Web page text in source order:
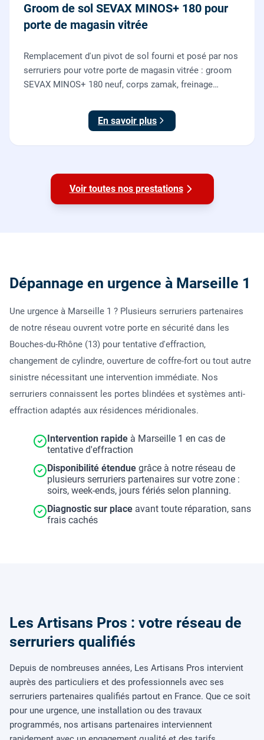
Groom de sol SEVAX MINOS+ 180 pour
porte de magasin vitrée
Remplacement d'un pivot de sol fourni et posé par nos
serruriers pour votre porte de magasin vitrée : groom
SEVAX MINOS+ 180 neuf, corps zamak, freinage
sol, réglage et essais. 995 euros HT (1194 TTC).
En savoir plus
Voir toutes nos prestations
Dépannage en urgence à Marseille 1
Une urgence à Marseille 1 ? Plusieurs serruriers partenaires
de notre réseau ouvrent votre porte en sécurité dans les
Bouches-du-Rhône (13) pour tentative d'effraction,
changement de cylindre, ouverture de coffre-fort ou tout autre
sinistre nécessitant une intervention immédiate. Nos
serruriers connaissent les portes blindées et systèmes anti-
effraction adaptés aux résidences méridionales.
Intervention rapide à Marseille 1 en cas de
tentative d'effraction
Disponibilité étendue grâce à notre réseau de
plusieurs serruriers partenaires sur votre zone :
soirs, week-ends, jours fériés selon planning.
Diagnostic sur place avant toute réparation, sans
frais cachés
Les Artisans Pros : votre réseau de
serruriers qualifiés
Depuis de nombreuses années, Les Artisans Pros intervient
auprès des particuliers et des professionnels avec ses
serruriers partenaires qualifiés partout en France. Que ce soit
pour une urgence, une installation ou des travaux
programmés, nos artisans partenaires interviennent